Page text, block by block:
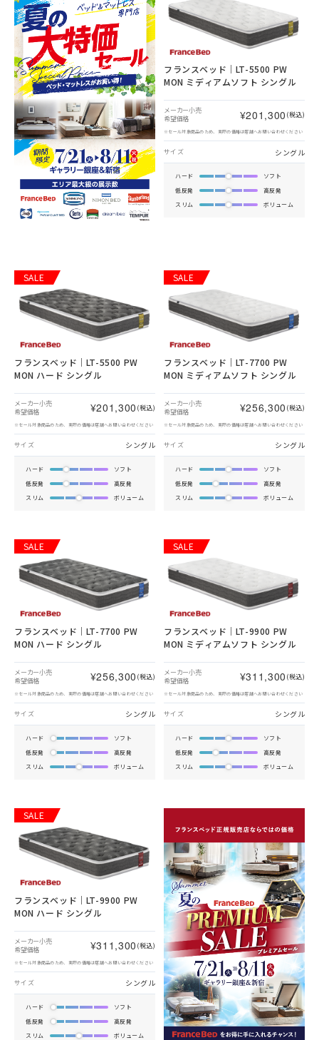
フランスベッド｜LT-5500 PW
MON ミディアムソフト シングル
メーカー小売
希望価格
¥201,300 (税込)
※セール対象商品のため、実際の価格は店舗へお問い合わせください
サイズ シングル
ハード
ソフト
低反発
高反発
スリム
ボリューム
SALE
フランスベッド｜LT-5500 PW
MON ハード シングル
メーカー小売
希望価格
¥201,300 (税込)
※セール対象商品のため、実際の価格は店舗へお問い合わせください
サイズ シングル
ハード
ソフト
低反発
高反発
スリム
ボリューム
SALE
フランスベッド｜LT-7700 PW
MON ミディアムソフト シングル
メーカー小売
希望価格
¥256,300 (税込)
※セール対象商品のため、実際の価格は店舗へお問い合わせください
サイズ シングル
ハード
ソフト
低反発
高反発
スリム
ボリューム
SALE
フランスベッド｜LT-7700 PW
MON ハード シングル
メーカー小売
希望価格
¥256,300 (税込)
※セール対象商品のため、実際の価格は店舗へお問い合わせください
サイズ シングル
ハード
ソフト
低反発
高反発
スリム
ボリューム
SALE
フランスベッド｜LT-9900 PW
MON ミディアムソフト シングル
メーカー小売
希望価格
¥311,300 (税込)
※セール対象商品のため、実際の価格は店舗へお問い合わせください
サイズ シングル
ハード
ソフト
低反発
高反発
スリム
ボリューム
SALE
フランスベッド｜LT-9900 PW
MON ハード シングル
メーカー小売
希望価格
¥311,300 (税込)
※セール対象商品のため、実際の価格は店舗へお問い合わせください
サイズ シングル
ハード
ソフト
低反発
高反発
スリム
ボリューム